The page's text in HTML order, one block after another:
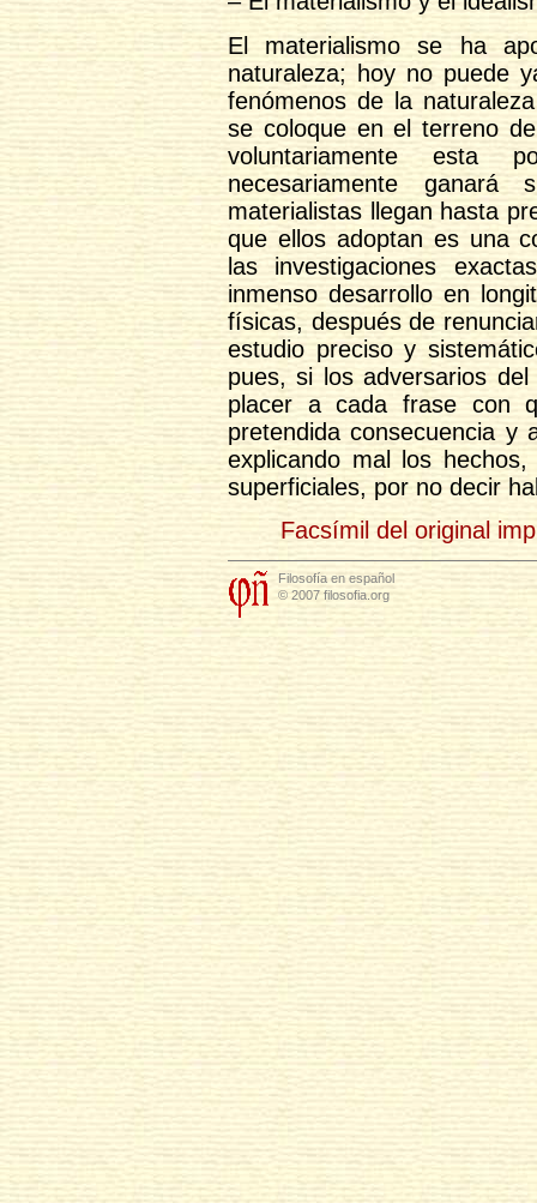
El materialismo se ha
naturaleza; hoy no puede
fenómenos de la
se coloque en el terreno
voluntariamente esta
necesariamente
materialistas llegan hasta
que ellos adoptan es una
las investigaciones
inmenso desarrollo en
físicas, después de
estudio preciso y
pues, si los adversarios
placer a cada frase con
pretendida consecuencia y
explicando mal los
superficiales, por no decir
Facsímil del original
Filosofía en español
© 2007 filosofia.org